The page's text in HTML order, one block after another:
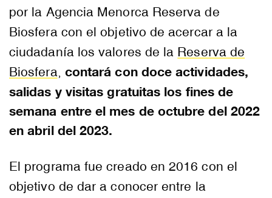
por la Agencia Menorca Reserva de
Biosfera con el objetivo de acercar a la
ciudadanía los valores de la Reserva de
Biosfera contará con doce actividades,
salidas y visitas gratuitas los fines de
semana entre el mes de octubre del 2022
en abril del 2023.
El programa fue creado en 2016 con el
objetivo de dar a conocer entre la